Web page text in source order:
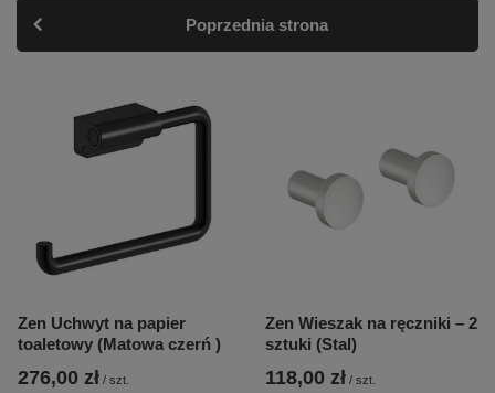
Poprzednia strona
Zen Uchwyt na papier
toaletowy (Matowa czerń )
276,00 zł / szt.
Zen Wieszak na ręczniki – 2
sztuki (Stal)
118,00 zł / szt.